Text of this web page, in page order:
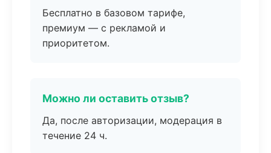
Бесплатно в базовом тарифе,
премиум — с рекламой и
приоритетом.
Можно ли оставить отзыв?
Да, после авторизации, модерация в
течение 24 ч.